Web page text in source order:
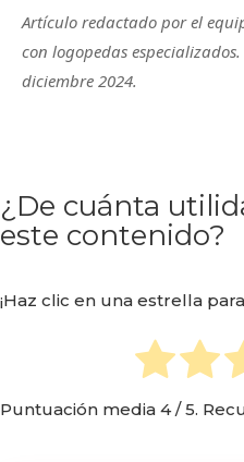
Artículo redactado por el
con logopedas
diciembre 2024.
¿De cuánta
este contenido?
¡Haz clic en una estrella
Puntuación media 4/ 5.